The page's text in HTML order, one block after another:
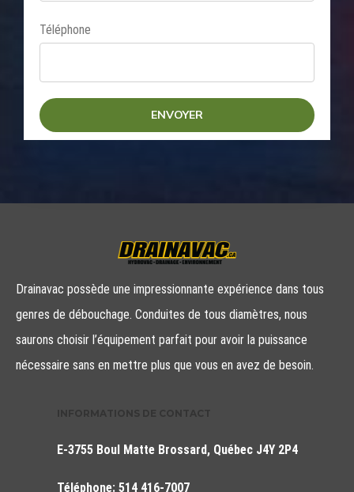
Téléphone
Drainavac possède une impressionnante expérience dans tous
genres de débouchage. Conduites de tous diamètres, nous
saurons choisir l’équipement parfait pour avoir la puissance
nécessaire sans en mettre plus que vous en avez de besoin.
E-3755 Boul Matte Brossard, Québec J4Y 2P4
Téléphone: 514 416-7007